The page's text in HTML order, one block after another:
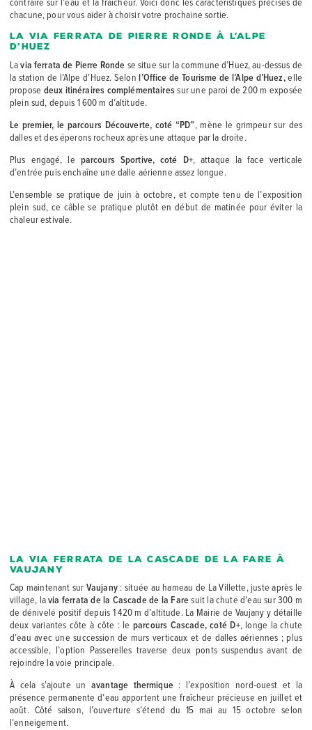
chacune, pour vous aider à choisir votre prochaine sortie.
La via ferrata de Pierre Ronde à l’Alpe
d’Huez
Lavia ferrata de Pierre Ronde se situe sur la commune d’Huez, au-dessus de
la station de l’Alpe d’Huez. Selonl’Office de Tourisme de l’Alpe d’Huez,elle
propose deux itinéraires complémentaires sur une paroi de 200 m exposée
plein sud, depuis 1 600 m d’altitude.
Le premier, le parcours Découverte, coté “PD”, mène le grimpeur sur des
dalles et des éperons rocheux après une attaque par la droite.
Plus engagé, le parcours Sportive, coté D+, attaque la face verticale
d’entrée puis enchaîne une dalle aérienne assez longue.
L’ensemble se pratique de juin à octobre, et compte tenu de l’exposition
plein sud, ce câble se pratique plutôt en début de matinée pour éviter la
chaleur estivale.
La via ferrata de la Cascade de la Fare à
Vaujany
Cap maintenant sur Vaujany: située au hameau de La Villette, juste après le
village, lavia ferrata de la Cascade de la Faresuit la chute d’eau sur 300 m
de dénivelé positif depuis 1 420 m d’altitude. La Mairie de Vaujany y détaille
deux variantes côte à côte : leparcours Cascade, coté D+, longe la chute
d’eau avec une succession de murs verticaux et de dalles aériennes ; plus
accessible, l’option Passerelles traverse deux ponts suspendus avant de
rejoindre la voie principale.
À cela s’ajoute un avantage thermique: l’exposition nord-ouest et la
présence permanente d’eau apportent une fraîcheur précieuse en juillet et
août. Côté saison, l’ouverture s’étend du 15 mai au 15 octobre selon
l’enneigement.